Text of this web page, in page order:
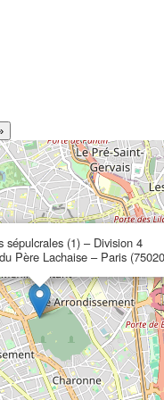
sépulcrales (1) – Division 4
Père Lachaise – Paris